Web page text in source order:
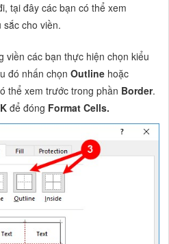
tại đây các bạn có thể xem
cho viền.
các bạn thực hiện chọn kiểu
đó nhấn chọnOutline hoặc
thể xem trước trong phần Border.
để đóng Format Cells.